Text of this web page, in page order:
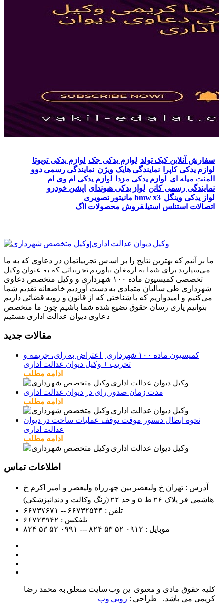
سفارش آنلاین کیک تولد لوازم یدکی جک لوازم یدکی تویوتا
لوازم یدکی کاپرا
نمایندگی هایک ویژن نمایندگی رسمی دوو
المنت میله ای لوازم یدکی مزدا
لوازم یدکی ام وی ام
نمایندگی رسمی کانن لواز یدکی هیوندای
اپشن خودرو
مانیتور تصویری bmw x3 لواز یدکی وینگل
اتصالات استنلس استیلفروش محصولات ااگ
ما بر آنیم که بهترین نتایج را بر اساس تجربیاتمان در دعاوی که به ما
می‌سپارید برای شما به ارمغان بیاوریم تجربیاتی که به عنوان وکیل
تخصصی کمیسیون ماده ۱۰۰ شهرداری و وکیل متخصص دعاوی
شهرداری طی سالیان متمادی به دست آوردیم خاضعانه تقدیم شما
می‌کنیم و امیدواریم که با شناختی که از قانون و رویه قضائی داریم
بتوانیم یاری رسان حقوق تضیع شده شما باشیم چون ما متخصص
دعاوی دیوان عدالت اداری هستیم
مقالات جدید
کمیسیون ماده ۱۰۰ شهرداری | اعتراض به رای، جریمه و
تخریب + وکیل دیوان عدالت اداری
ادامه مطلب
مدت زمان صدور رای در دیوان عدالت اداری
ادامه مطلب
نحوه ابطال دستور موقت توقف عملیات ساخت در دیوان
عدالت اداری
ادامه مطلب
اطلاعات تماس
آدرس : تهران خ ولیعصر بین چهارراه ولیعصر و امیر اکرم خ
هاشمی فر پلاک ۲۶ ط ۵ واحد ۲۲ (زنگ وکالت و دندانپزشکی)
تلفن : ۶۶۷۳۲۵۴۴ -- ۶۶۷۳۷۶۷۱
تلفکس : ۶۶۷۲۳۹۴۲
موبایل : ۰۹۱۲ ۵۲ ۵۳ ۸۲۴ --- ۰۹۹۱ ۵۲ ۵۳ ۸۲۴
کلیه حقوق مادی و معنوی این وب سایت متعلق به محمد رضا
کریمی می باشد. طراحی : روبی وب